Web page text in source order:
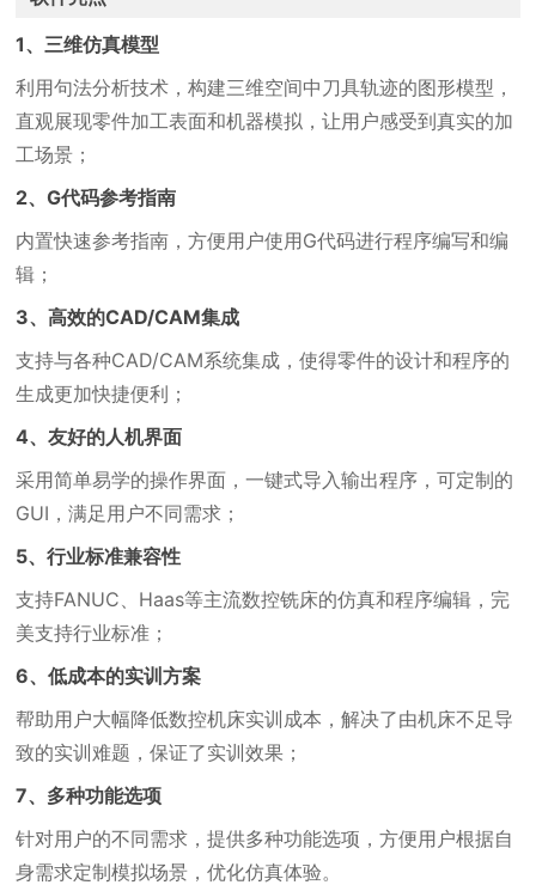
1、三维仿真模型
利用句法分析技术，构建三维空间中刀具轨迹的图形模型，
直观展现零件加工表面和机器模拟，让用户感受到真实的加
工场景；
2、G代码参考指南
内置快速参考指南，方便用户使用G代码进行程序编写和编
辑；
3、高效的CAD/CAM集成
支持与各种CAD/CAM系统集成，使得零件的设计和程序的
生成更加快捷便利；
4、友好的人机界面
采用简单易学的操作界面，一键式导入输出程序，可定制的
GUI，满足用户不同需求；
5、行业标准兼容性
支持FANUC、Haas等主流数控铣床的仿真和程序编辑，完
美支持行业标准；
6、低成本的实训方案
帮助用户大幅降低数控机床实训成本，解决了由机床不足导
致的实训难题，保证了实训效果；
7、多种功能选项
针对用户的不同需求，提供多种功能选项，方便用户根据自
身需求定制模拟场景，优化仿真体验。